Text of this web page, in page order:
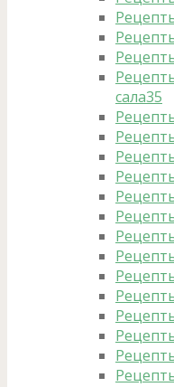
сала35